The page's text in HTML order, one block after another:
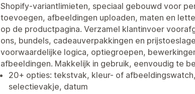
Shopify-variantlimieten, speciaal gebouwd voor
toevoegen, afbeeldingen uploaden, maten en
op de productpagina. Verzamel klantinvoer
ons, bundels, cadeauverpakkingen en
voorwaardelijke logica, optiegroepen,
afbeeldingen. Makkelijk in gebruik, eenvoudig te
20+ opties: tekstvak, kleur- of
selectievakje, datum